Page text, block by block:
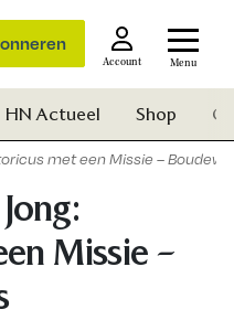
Account Menu
HN Actueel Shop
met een Missie –
Missie –